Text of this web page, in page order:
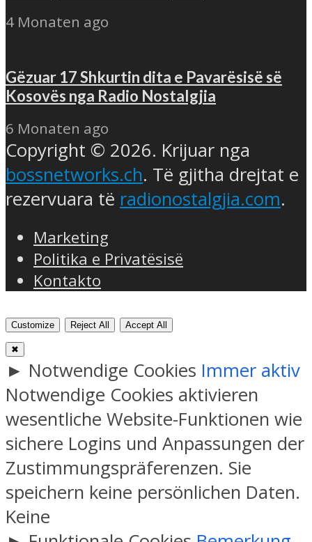
4 Monaten ago
Gëzuar 17 Shkurtin dita e Pavarësisë së
Kosovës nga Radio Nostalgjia
6 Monaten ago
Copyright © 2026. Krijuar nga
bossnetworks.ch. Të gjitha drejtat e
rezervuara të radionostalgjia.com.
Marketing
Politika e Privatësisë
Kontakto
Customize Reject All Accept All
✖
► Notwendige Cookies Immer aktiv
Notwendige Cookies aktivieren
wesentliche Website-Funktionen wie
sichere Logins und Anpassungen der
Zustimmungspräferenzen. Sie
speichern keine persönlichen Daten.
Keine